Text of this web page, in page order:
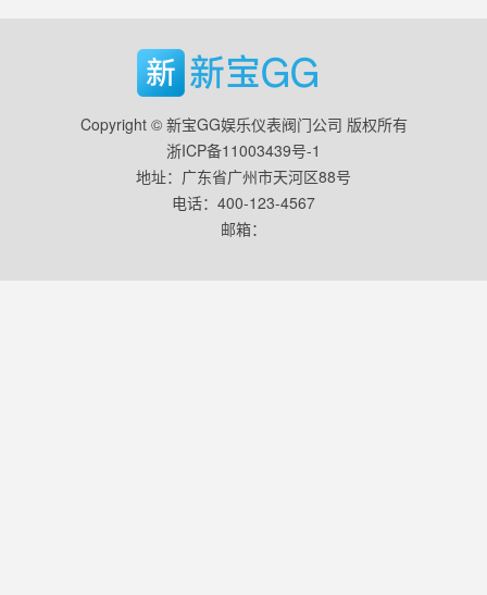
Copyright © 新宝GG娱乐仪表阀门公司 版权所有
浙ICP备11003439号-1
地址：广东省广州市天河区88号
电话：400-123-4567
邮箱：